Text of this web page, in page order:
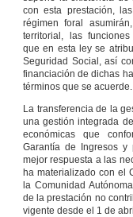
Artículo 105
Graduación
sanciones.
Artículo 106
Prescripción
infracciones
sanciones.
TÍTULO
V
INSTRUMENTOS Y
SERVICIOS
A LA INCLUSIÓN
LABORAL Y
CAPÍTULOI
GENERALES
con esta prestación,
régimen foral
territorial, las
que en esta ley se
Seguridad Social, así
financiación de dichas
términos que se acuerde.
La transferencia de la
una gestión integrada
económicas que
Garantía de Ingresos
mejor respuesta a las
ha materializado con el
la Comunidad
de la prestación no
vigente desde el 1 de